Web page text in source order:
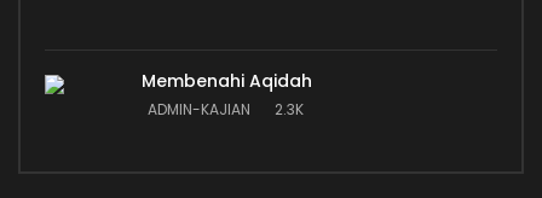
Membenahi Aqidah
ADMIN-KAJIAN 2.3K